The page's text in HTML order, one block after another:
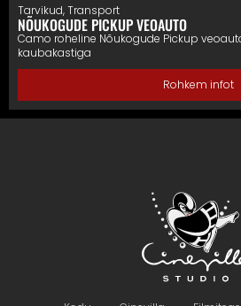
Tarvikud,Transport
NÕUKOGUDE PICKUP VEOAUTO
Camo roheline Nõukogude Pickup
kaubakastiga
Rohkem infot